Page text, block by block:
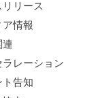
リリース
ア情報
連
ラレーション
ト告知